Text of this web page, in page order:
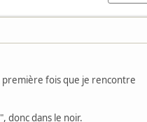
première fois que je rencontre
donc dans le noir.